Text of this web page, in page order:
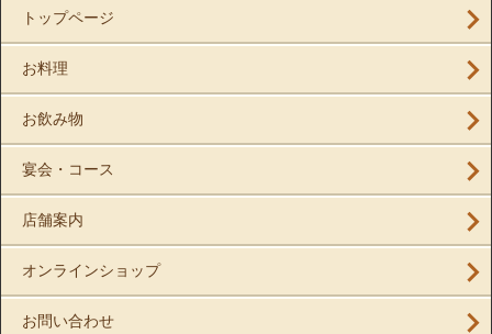
トップページ
お料理
お飲み物
宴会・コース
店舗案内
オンラインショップ
お問い合わせ